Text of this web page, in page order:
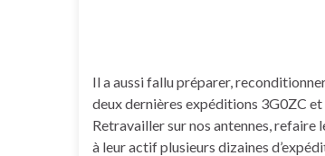
Il a aussi fallu préparer,
deux dernières expéditions 3G0ZC et
Retravailler sur nos antennes,
à leur actif plusieurs dizaines